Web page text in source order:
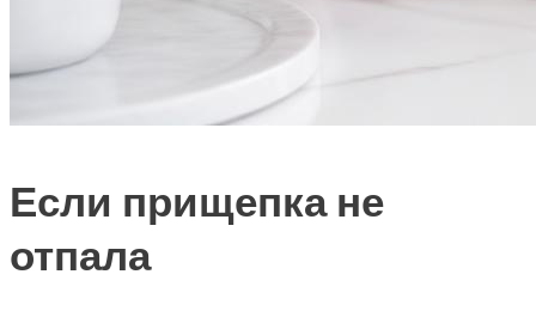
Если прищепка не
отпала